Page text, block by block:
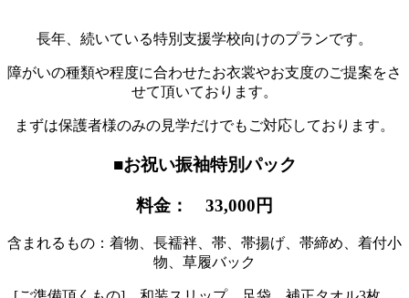
長年、続いている特別支援学校向けのプランです。
障がいの種類や程度に合わせたお衣裳やお支度のご提案をさ
せて頂いております。
まずは保護者様のみの見学だけでもご対応しております。
■お祝い振袖特別パック
料金： 33,000円
含まれるもの：着物、長襦袢、帯、帯揚げ、帯締め、着付小
物、草履バック